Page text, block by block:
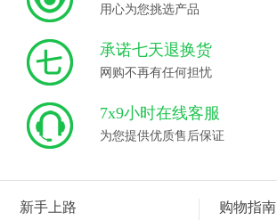
用心为您挑选产品
承诺七天退换货
网购不再有任何担忧
7x9小时在线客服
为您提供优质售后保证
新手上路 购物指南